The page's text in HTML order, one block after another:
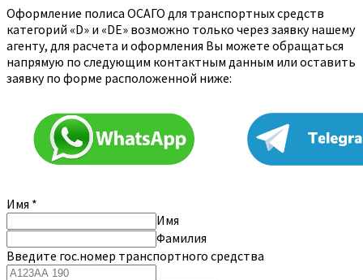
Оформление полиса ОСАГО для транспортных средств
категорий «D» и «DE» возможно только через заявку нашему
агенту, для расчета и оформления Вы можете обращаться
напрямую по следующим контактным данным или оставить
заявку по форме расположенной ниже:
Имя *
Имя
Фамилия
Введите гос.номер транспортного средства